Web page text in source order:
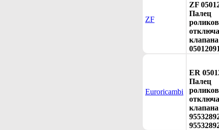
ZF
ZF
Палец
Euroricambi
ER
Палец
клапана